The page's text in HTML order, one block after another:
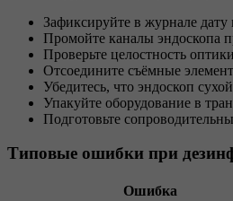
Зафиксируйте в журнале
Промойте каналы эндоскопа
Проверьте целостность
Отсоедините съёмные
Убедитесь, что эндоскоп
Упакуйте оборудование в
Подготовьте
Типовые ошибки при
Ошибка